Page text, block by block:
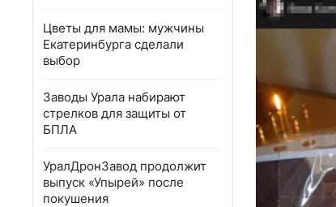
Цветы для мамы: мужчины
Екатеринбурга сделали
выбор
Заводы Урала набирают
стрелков для защиты от
БПЛА
УралДронЗавод продолжит
выпуск «Упырей» после
покушения